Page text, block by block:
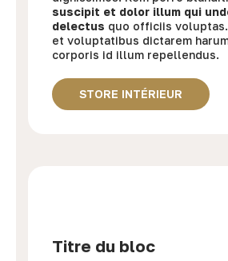
suscipit et dolor illum qui
delectus quo officiis
et voluptatibus dictarem
corporis id illum repellendus.
STORE INTÉRIEUR
Titre du bloc